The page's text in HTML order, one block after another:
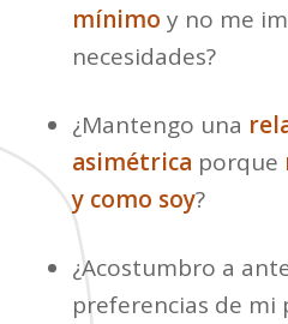
mínimo y no me
necesidades?
¿Mantengo una
asimétrica porque
y como soy?
¿Acostumbro a
preferencias de mi